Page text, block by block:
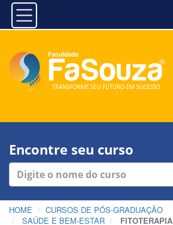
Encontre seu curso
HOME
CURSOS DE PÓS-GRADUAÇÃO
SAÚDE E BEM-ESTAR
FITOTERAPIA